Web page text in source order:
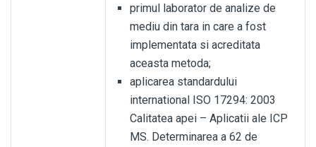
primul laborator de analize de
mediu din tara in care a fost
implementata si acreditata
aceasta metoda;
aplicarea standardului
international ISO 17294: 2003
Calitatea apei – Aplicatii ale ICP
MS. Determinarea a 62 de